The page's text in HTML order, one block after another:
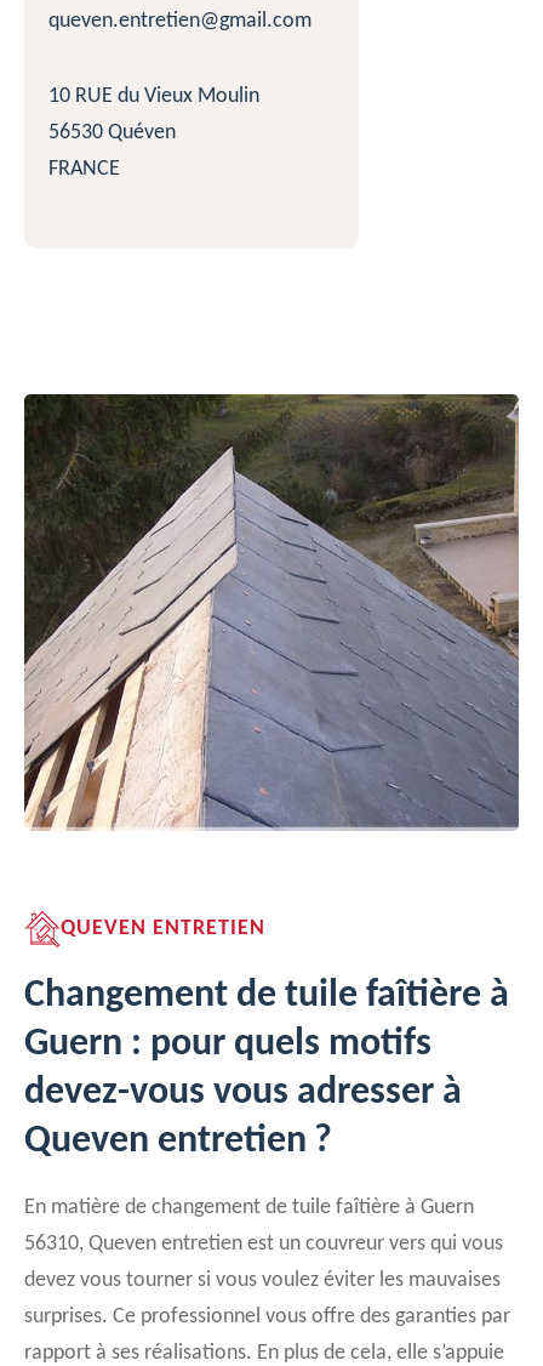
queven.entretien@gmail.com
10 RUE du Vieux Moulin
56530 Quéven
FRANCE
QUEVEN ENTRETIEN
Changement de tuile faîtière à
Guern : pour quels motifs
devez-vous vous adresser à
Queven entretien ?
En matière de changement de tuile faîtière à Guern
56310, Queven entretien est un couvreur vers qui vous
devez vous tourner si vous voulez éviter les mauvaises
surprises. Ce professionnel vous offre des garanties par
rapport à ses réalisations. En plus de cela, elle s’appuie